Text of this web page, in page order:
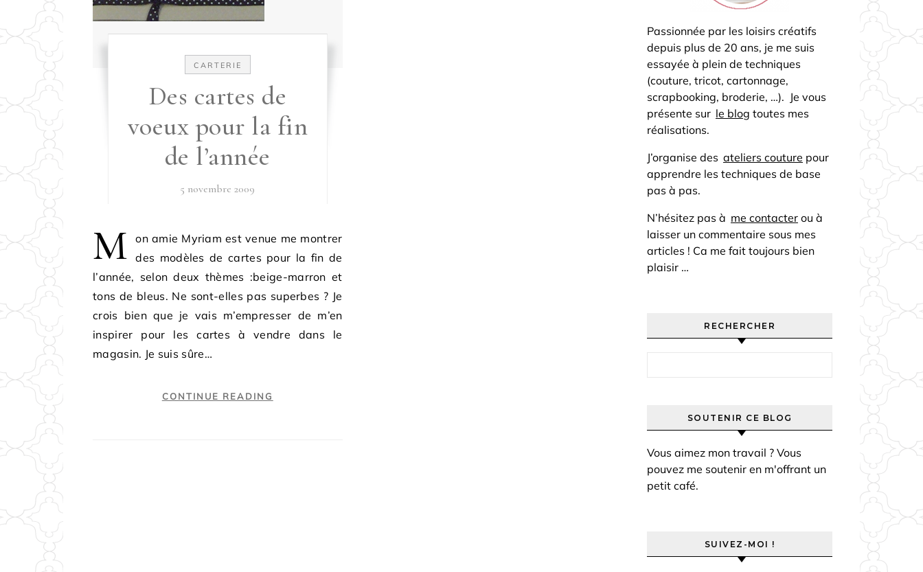
CARTERIE
Des cartes de
voeux pour la fin
de l’année
5 novembre 2009
M
on amie Myriam est venue me montrer
des modèles de cartes pour la fin de
l’année, selon deux thèmes :beige-marron et
tons de bleus. Ne sont-elles pas superbes ? Je
crois bien que je vais m’empresser de m’en
inspirer pour les cartes à vendre dans le
magasin. Je suis sûre…
CONTINUE READING
Passionnée par les loisirs créatifs
depuis plus de 20 ans, je me suis
essayée à plein de techniques
(couture, tricot, cartonnage,
scrapbooking, broderie, …). Je vous
présente sur le blog toutes mes
réalisations.
J’organise des ateliers couture pour
apprendre les techniques de base
pas à pas.
N’hésitez pas à me contacter ou à
laisser un commentaire sous mes
articles ! Ca me fait toujours bien
plaisir …
RECHERCHER
SOUTENIR CE BLOG
Vous aimez mon travail ? Vous
pouvez me soutenir en m'offrant un
petit café.
SUIVEZ-MOI !